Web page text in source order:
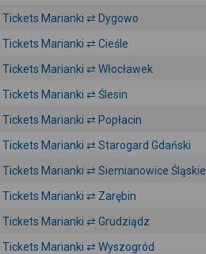
Tickets Marianki ⇄ Dygowo
Tickets Marianki ⇄ Cieśle
Tickets Marianki ⇄ Włocławek
Tickets Marianki ⇄ Ślesin
Tickets Marianki ⇄ Popłacin
Tickets Marianki ⇄ Starogard Gdański
Tickets Marianki ⇄ Siemianowice Śląskie
Tickets Marianki ⇄ Zarębin
Tickets Marianki ⇄ Grudziądz
Tickets Marianki ⇄ Wyszogród